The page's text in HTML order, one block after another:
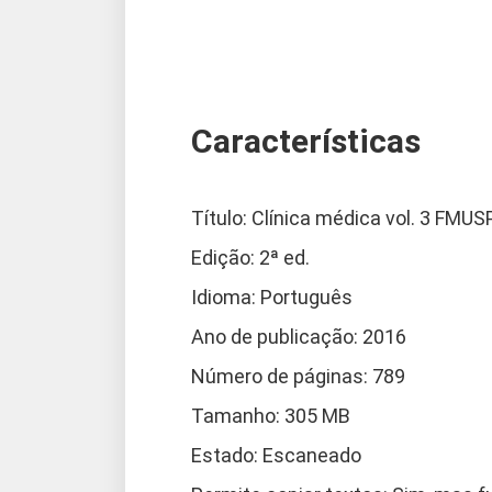
Características
Título: Clínica médica vol. 3
Edição: 2ª ed.
Idioma: Português
Ano de publicação: 2016
Número de páginas: 789
Tamanho: 305 MB
Estado: Escaneado